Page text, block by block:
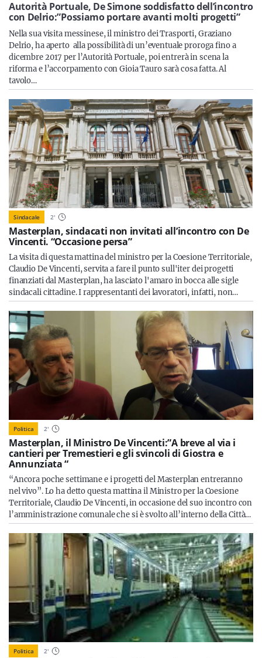
Servizi
Resta sempre aggiornato con le ultime news, iscriviti alla
nostra newsletter
Iscriviti
Autorità Portuale, De Simone soddisfatto dell’incontro
con Delrio:”Possiamo portare avanti molti progetti”
Nella sua visita messinese, il ministro dei Trasporti, Graziano
Delrio, ha aperto alla possibilità di un’eventuale proroga fino a
dicembre 2017 per l’Autorità Portuale, poi entrerà in scena la
riforma e l’accorpamento con Gioia Tauro sarà cosa fatta. Al
tavolo…
Sindacale 2'
Masterplan, sindacati non invitati all’incontro con De
Vincenti. “Occasione persa”
La visita di questa mattina del ministro per la Coesione Territoriale,
Claudio De Vincenti, servita a fare il punto sull'iter dei progetti
finanziati dal Masterplan, ha lasciato l'amaro in bocca alle sigle
sindacali cittadine. I rappresentanti dei lavoratori, infatti, non…
Politica 2'
Masterplan, il Ministro De Vincenti:”A breve al via i
cantieri per Tremestieri e gli svincoli di Giostra e
Annunziata “
“Ancora poche settimane e i progetti del Masterplan entreranno
nel vivo”. Lo ha detto questa mattina il Ministro per la Coesione
Territoriale, Claudio De Vincenti, in occasione del suo incontro con
l’amministrazione comunale che si è svolto all’interno della Città…
Politica 2'